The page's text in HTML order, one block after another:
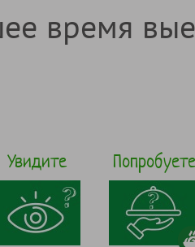
время
Увидите Попробуете